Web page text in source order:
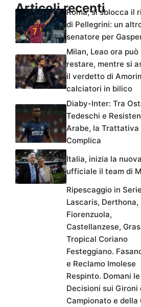
Articoli recenti
Roma, si sblocca il
di Pellegrini: un
senatore per
Milan, Leao ora può
restare, mentre si
il verdetto di
calciatori in bilico
Diaby-Inter: Tra
Tedeschi e
Arabe, la Trattativa
Complica
Italia, inizia la
ufficiale il team di
Ripescaggio in
Lascaris, Derthona,
Fiorenzuola,
Castellanzese,
Tropical Coriano
Festeggiano.
e Reclamo Imolese
Respinto. Domani le
Decisioni sui Gironi
Campionato e della